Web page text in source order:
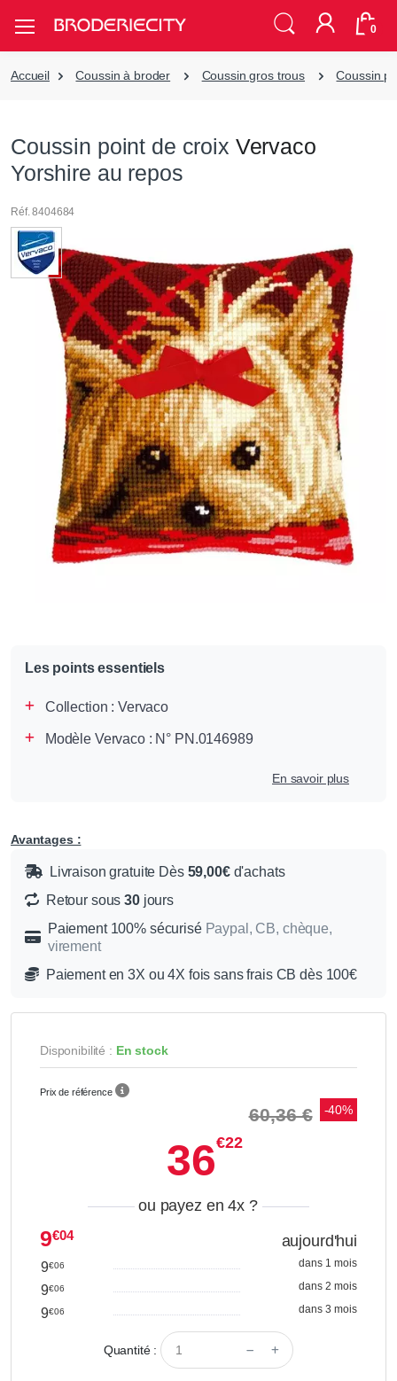
0
Accueil Coussin à broder Coussin gros trous Coussin
Coussin point de croix Vervaco
Yorshire au repos
Réf. 8404684
Les points essentiels
Collection : Vervaco
Modèle Vervaco : N° PN.0146989
En savoir plus
Avantages :
Livraison gratuite Dès 59,00€d'achats
Retour sous30jours
Paiement 100% sécurisé Paypal, CB, chèque,
virement
Paiement en 3X ou 4X fois sans frais CB dès 100€
Disponibilité : En stock
Prix de référence
60,36 € -40%
36€22
ou payez en 4x ?
9€04 aujourd'hui
9€06 dans 1 mois
9€06 dans 2 mois
9€06 dans 3 mois
Quantité :